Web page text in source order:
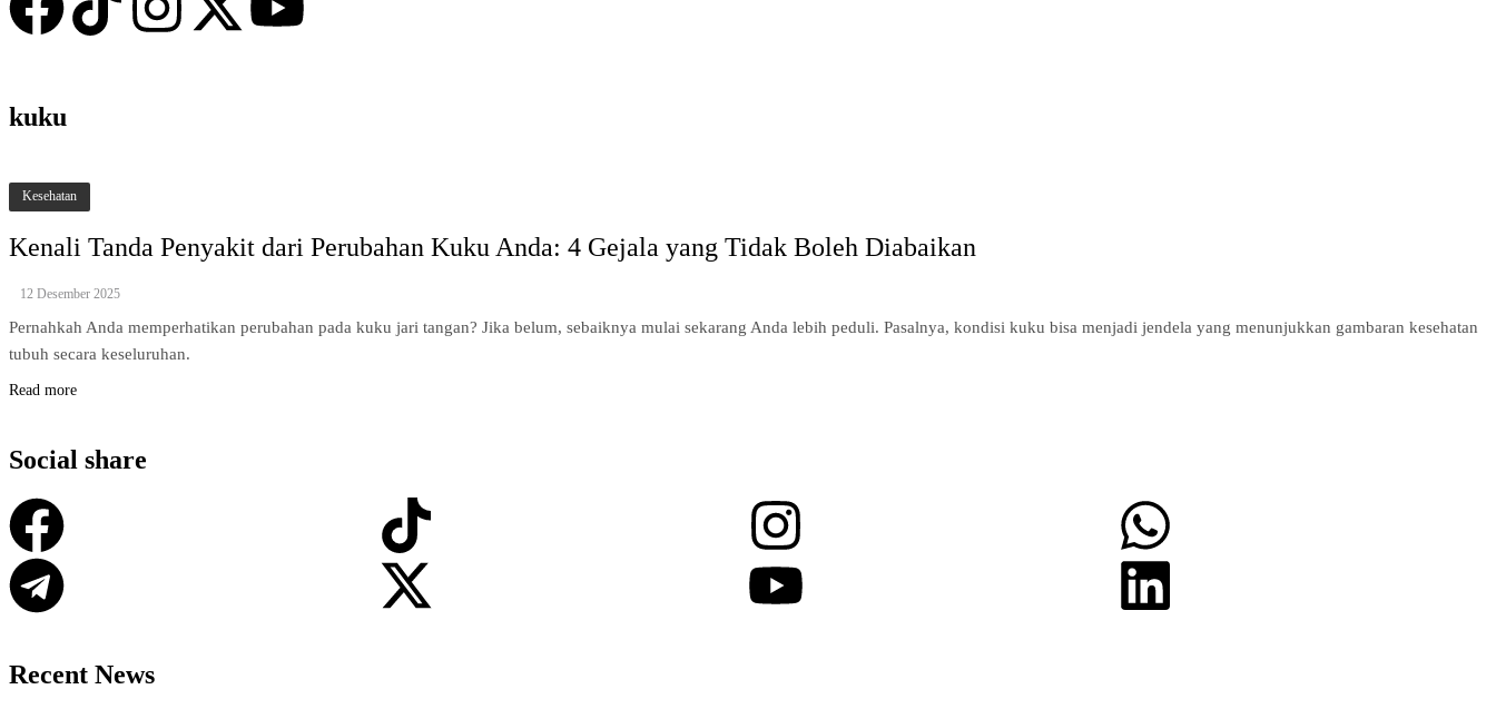
kuku
Kesehatan
Kenali Tanda Penyakit dari Perubahan Kuku Anda: 4 Gejala yang Tidak Boleh Diabaikan
12 Desember 2025
Pernahkah Anda memperhatikan perubahan pada kuku jari tangan? Jika belum, sebaiknya mulai sekarang Anda lebih peduli. Pasalnya, kondisi kuku bisa menjadi jendela yang menunjukkan gambaran kesehatan
tubuh secara keseluruhan.
Read more
Social share
Recent News